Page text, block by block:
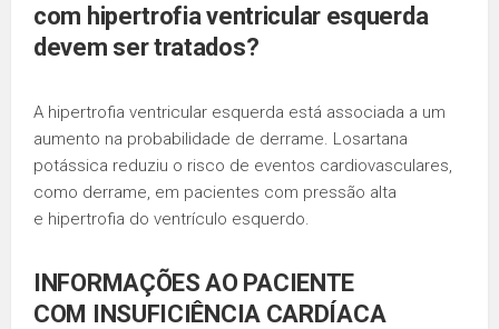
com hipertrofiaventricular esquerda
devem ser tratados?
A hipertrofia ventricular esquerda está associada a um
aumento na probabilidade de derrame. Losartana
potássica reduziu o risco de eventos cardiovasculares,
como derrame, em pacientes com pressão alta
e hipertrofia do ventrículo esquerdo.
INFORMAÇÕES AO PACIENTE
COM INSUFICIÊNCIA CARDÍACA